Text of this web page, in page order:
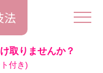
法
取りませんか？
付き)